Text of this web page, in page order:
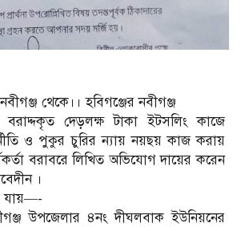
থেকে।। হবিগঞ্জের নবীগঞ্জ
দেড়লক্ষ টাকা ইটসলিং কাজে
ও পুকুর চুরির ন্যায় নয়ছয় কাজ করায়
বরাবরে লিখিত অভিযোগ দায়ের করেন
।
যায়—-
উপজেলার ৪নং দীঘলবাক ইউনিয়নের